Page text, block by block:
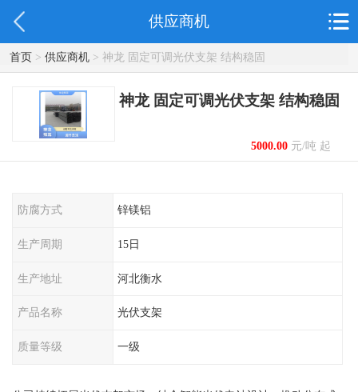
供应商机
首页> 供应商机> 神龙 固定可调光伏支架 结构稳固
神龙 固定可调光伏支架 结构稳固
5000.00元/吨 起
防腐方式 锌镁铝
生产周期 15日
生产地址 河北衡水
产品名称 光伏支架
质量等级 一级